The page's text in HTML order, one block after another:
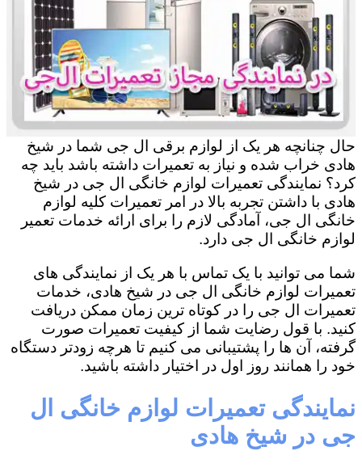
حال چنانچه هر یک از لوازم برقی ال جی شما در شیخ
هادی خراب شده و نیاز به تعمیرات داشته باشد باید چه
کرد؟ نمایندگی تعمیرات لوازم خانگی ال جی در شیخ
هادی با داشتن تجربه بالا در امر تعمیرات کلیه لوازم
خانگی ال جی، آمادگی لازم را برای ارائه خدمات تعمیر
لوازم خانگی ال جی دارد.
شما می توانید با یک تماس با هر یک از نمایندگی های
تعمیرات لوازم خانگی ال جی در شیخ هادی، خدمات
تعمیرات ال جی را در کوتاه ترین زمان ممکن دریافت
کنید. با قول رضایت شما از کیفیت تعمیرات صورت
گرفته، آن ها را پشتیبانی می کنیم تا هرچه زودتر دستگاه
خود را همانند روز اول در اختیار داشته باشید.
نمایندگی تعمیرات لوازم خانگی ال
جی در شیخ هادی